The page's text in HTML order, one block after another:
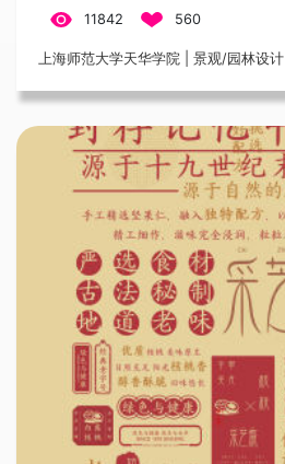
11842 560
上海师范大学天华学院 | 景观/园林设计